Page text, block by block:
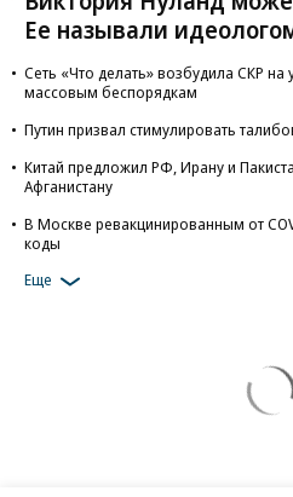
Ее называли
Сеть «Что делать» возбудила СКР
массовым беспорядкам
Путин призвал стимулировать
Китай предложил РФ, Ирану и
Афганистану
В Москве ревакцинированным от
коды
Еще